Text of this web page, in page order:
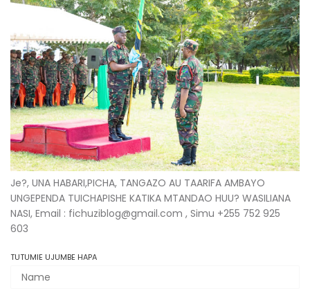
Je?, UNA HABARI,PICHA, TANGAZO AU TAARIFA AMBAYO
UNGEPENDA TUICHAPISHE KATIKA MTANDAO HUU? WASILIANA
NASI, Email : fichuziblog@gmail.com , Simu +255 752 925
603
TUTUMIE UJUMBE HAPA